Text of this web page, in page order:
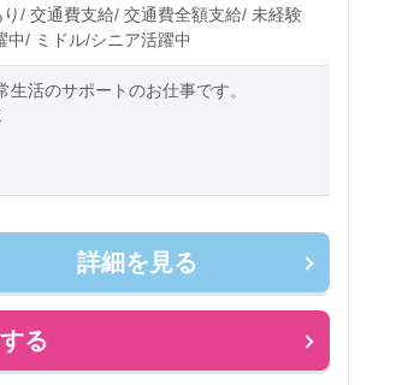
/ 交通費支給/ 交通費全額支給/ 未経験
/ ミドル/シニア活躍中
活のサポートのお仕事です。
詳細を見る
る